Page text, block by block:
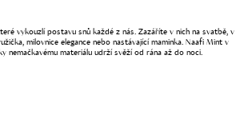
vykouzlí postavu snů každé z nás. Zazáříte v nich na svatbě, v
milovnice elegance nebo nastávající maminka. Naafi Mint v
nemačkavému materiálu udrží svěží od rána až do noci.